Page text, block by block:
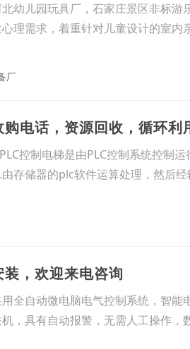
幼儿园玩具厂，石家庄景区非标游
理需求，着重针对儿童设计的室内
厂
电话，资源回收，循环利
控制电梯是由PLC控制系统控制
存储器的plc软件运算处理，然后
，欢迎来电咨询
全自动微电脑电气控制系统，智能
，具有自动报警，无需人工操作，